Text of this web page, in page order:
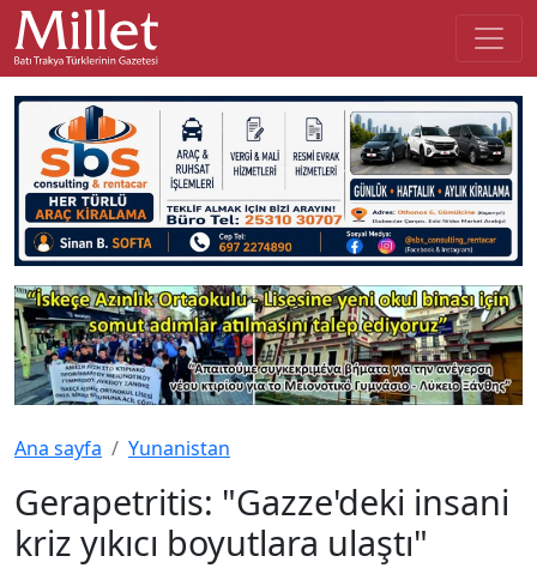
Ana sayfa Yunanistan
Gerapetritis: "Gazze'deki insani
kriz yıkıcı boyutlara ulaştı"